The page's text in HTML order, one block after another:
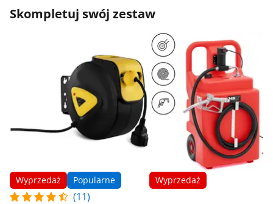
Skompletuj swój zestaw
Wyprzedaż Popularne
(11)
Wyprzedaż